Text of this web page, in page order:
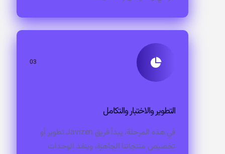
03
التطوير والاختبار والتكامل
في هذه المرحلة، يبدأ فريق Javizen تطوير أو
تخصيص منتجاتنا الجاهزة، وينفذ الوحدات